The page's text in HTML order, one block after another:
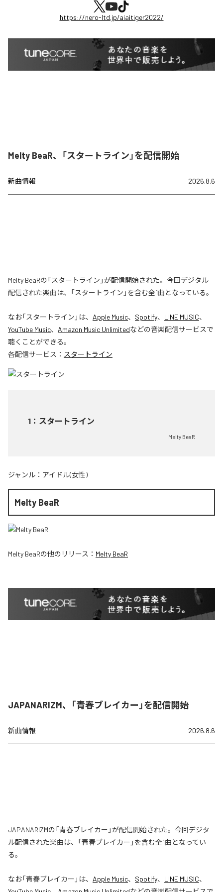
https://nero-ltd.jp/aiaitiger2022/
Melty BeaR、「スタートライン」を配信開始
新曲情報 2026.8.6
Melty BeaRの「スタートライン」が配信開始された。今回デジタル
配信された楽曲は、「スタートライン」を含む全1曲となっている。
なお「スタートライン 」は、 Apple Music、 Spotify、 LINE MUSIC、
YouTube Music、 Amazon Music Unlimitedなどの音楽配信サービスで
聴くことができる。
各配信サービス： スタートライン
1 ： スタートライン
Melty BeaR
ジャンル： アイドル(女性)
Melty BeaR
Melty BeaRの他のリリース： Melty BeaR
JAPANARIZM、「青春ブレイカー」を配信開始
新曲情報 2026.8.6
JAPANARIZMの「青春ブレイカー」が配信開始された。今回デジタ
ル配信された楽曲は、「青春ブレイカー」を含む全1曲となってい
る。
なお「青春ブレイカー 」は、 Apple Music、 Spotify、 LINE MUSIC、